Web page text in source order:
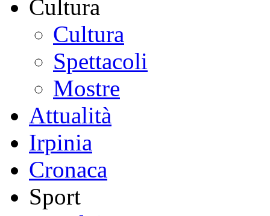
Cultura
Cultura
Spettacoli
Mostre
Attualità
Irpinia
Cronaca
Sport